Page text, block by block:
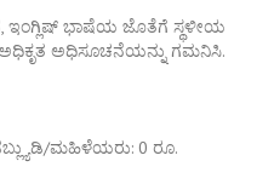
ಇಂಗ್ಲಿಷ್ ಭಾಷೆಯ ಜೊತೆಗೆ ಸ್ಥಳೀಯ
ಅಧಿಸೂಚನೆಯನ್ನು ಗಮನಿಸಿ.
ಮಹಿಳೆಯರು: 0 ರೂ.